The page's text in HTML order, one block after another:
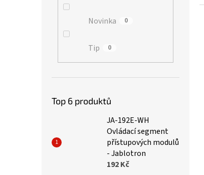
Novinka 0
Tip 0
Top 6 produktů
JA-192E-WH
Ovládací segment
přístupových modulů
- Jablotron
192 Kč